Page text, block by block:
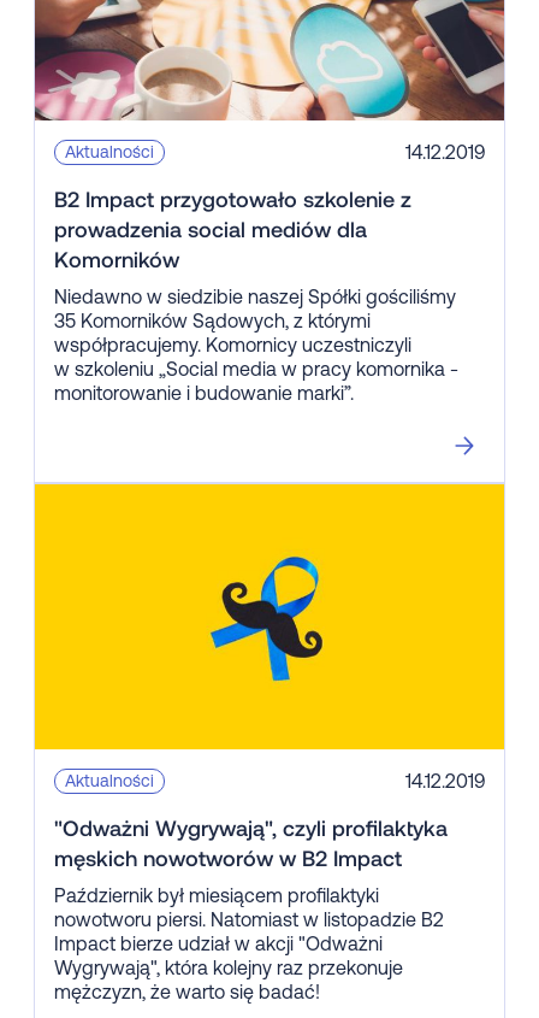
Aktualności 14.12.2019
B2 Impact przygotowało szkolenie z
prowadzenia social mediów dla
Komorników
Niedawno w siedzibie naszej Spółki gościliśmy
35 Komorników Sądowych, z którymi
współpracujemy. Komornicy uczestniczyli
w szkoleniu „Social media w pracy komornika -
monitorowanie i budowanie marki”.
Aktualności 14.12.2019
"Odważni Wygrywają", czyli profilaktyka
męskich nowotworów w B2 Impact
Październik był miesiącem profilaktyki
nowotworu piersi. Natomiast w listopadzie B2
Impact bierze udział w akcji "Odważni
Wygrywają", która kolejny raz przekonuje
mężczyzn, że warto się badać!